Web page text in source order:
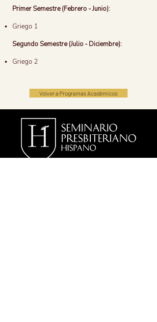
Primer Semestre (Febrero - Junio):
Griego 1
Segundo Semestre (Julio - Diciembre):
Griego 2
Volver a Programas Académicos